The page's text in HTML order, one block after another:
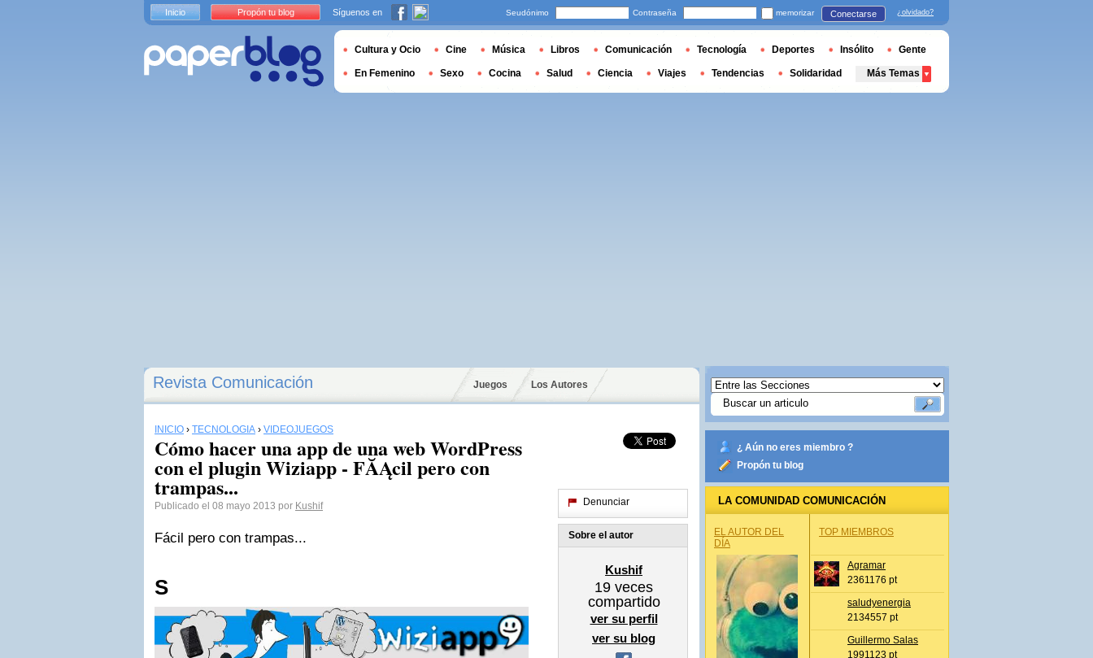
Revista Comunicación Juegos Los Autores
INICIO › TECNOLOGÍA › VIDEOJUEGOS
Cómo hacer una app de una web WordPress
con el plugin Wiziapp - FĂĄcil pero con
trampas...
Publicado el 08 mayo 2013 por Kushif
Fácil pero con trampas...
S
Denunciar
Sobre el autor
Kushif
19 veces
compartido
ver su perfil
ver su blog
¿ Aún no eres miembro ?
Propón tu blog
LA COMUNIDAD COMUNICACIÓN
EL AUTOR DEL
DÍA
TOP MIEMBROS
Agramar
2361176 pt
saludyenergia
2134557 pt
Guillermo Salas
1991123 pt
Inicio Propón tu blog Síguenos en Seudónimo Contraseña memorizar Conectarse ¿olvidado?
Cultura y Ocio Cine Música Libros Comunicación Tecnología Deportes Insólito Gente
En Femenino Sexo Cocina Salud Ciencia Viajes Tendencias Solidaridad Más Temas